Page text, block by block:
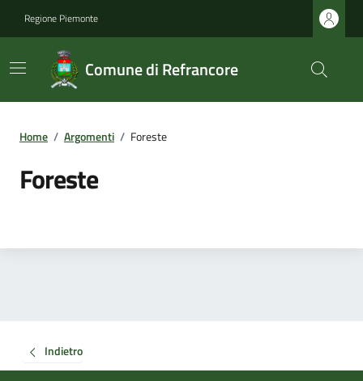
Regione Piemonte
Comune di Refrancore
Home / Argomenti / Foreste
Foreste
Indietro